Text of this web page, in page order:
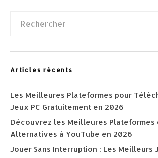
Articles récents
Les Meilleures Plateformes pour
Jeux PC Gratuitement en 2026
Découvrez les Meilleures Plateformes
Alternatives à YouTube en 2026
Jouer Sans Interruption : Les Meilleurs